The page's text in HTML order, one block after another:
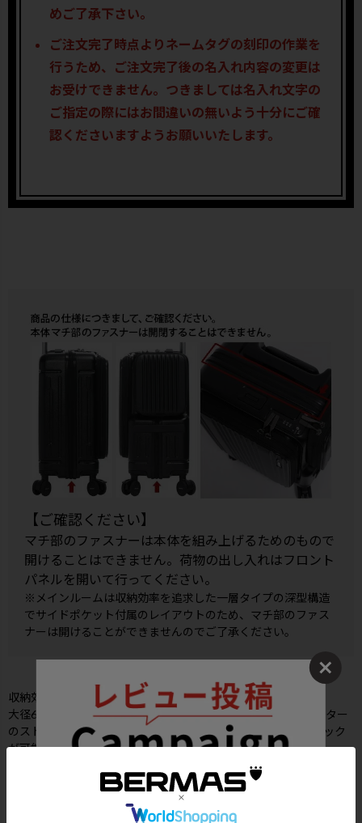
めご了承下さい。
ご注文完了時点よりネームタグの刻印の作業を
行うため、ご注文完了後の名入れ内容の変更は
お受けできません。つきましては名入れ文字の
ご指定の際にはお間違いの無いよう十分にご確
認くださいますようお願いいたします。
【ご確認ください】
マチ部のファスナーは本体を組み上げるためのもので
開けることはできません。荷物の出し入れはフロント
パネルを開いて行ってください。
※メインルームは収納効率を追求した一層タイプの深型構造
でサイドポケット付属のレイアウトのため、マチ部のファス
ナーは開けることができませんのでご了承ください。
収納効率を追求したメインルームは、一層タイプの深型設計。
大径60㎜のダブルホイールで高い走行性を発揮します。キャスター
のストッパーは足踏み式で素早くキャスターをロック、アンロック
が可能。
新たにロストバゲージの際に荷物が手元に戻る確率が向上する
「TRAVEL SENTRY ID」を装備。